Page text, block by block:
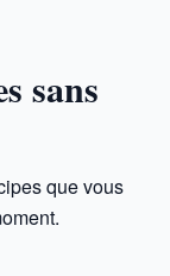
sans
que vous